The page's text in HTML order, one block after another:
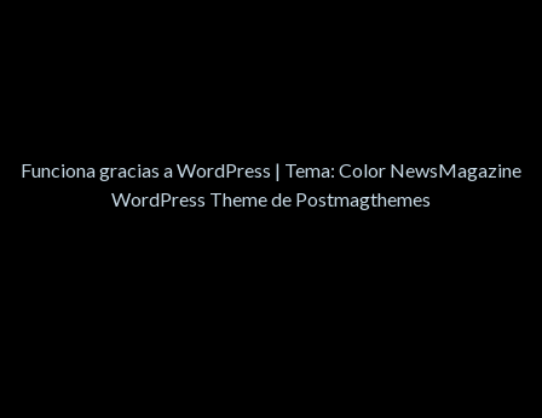
Funciona gracias a WordPress | Tema: Color NewsMagazine
WordPress Themede Postmagthemes